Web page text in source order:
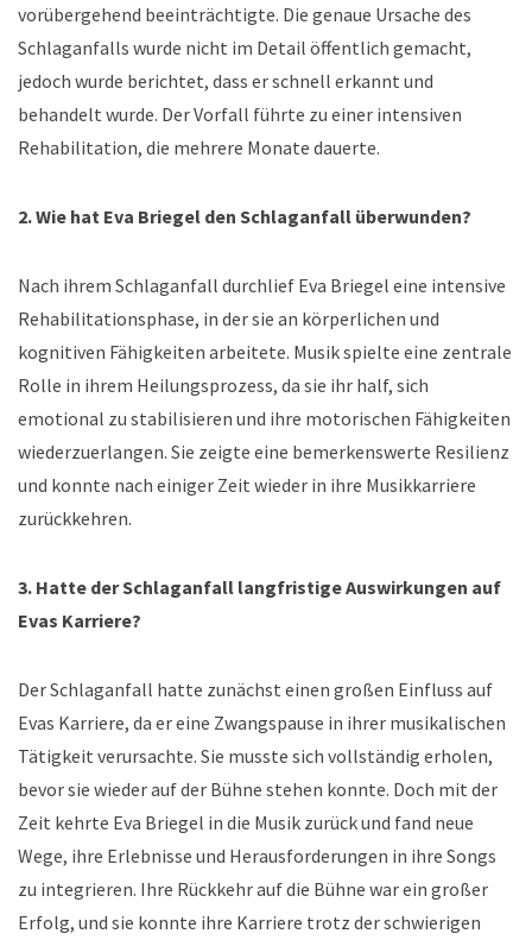
vorübergehend beeinträchtigte. Die genaue Ursache des
Schlaganfalls wurde nicht im Detail öffentlich gemacht,
jedoch wurde berichtet, dass er schnell erkannt und
behandelt wurde. Der Vorfall führte zu einer intensiven
Rehabilitation, die mehrere Monate dauerte.
2. Wie hat Eva Briegel den Schlaganfall überwunden?
Nach ihrem Schlaganfall durchlief Eva Briegel eine intensive
Rehabilitationsphase, in der sie an körperlichen und
kognitiven Fähigkeiten arbeitete. Musik spielte eine zentrale
Rolle in ihrem Heilungsprozess, da sie ihr half, sich
emotional zu stabilisieren und ihre motorischen Fähigkeiten
wiederzuerlangen. Sie zeigte eine bemerkenswerte Resilienz
und konnte nach einiger Zeit wieder in ihre Musikkarriere
zurückkehren.
3. Hatte der Schlaganfall langfristige Auswirkungen auf
Evas Karriere?
Der Schlaganfall hatte zunächst einen großen Einfluss auf
Evas Karriere, da er eine Zwangspause in ihrer musikalischen
Tätigkeit verursachte. Sie musste sich vollständig erholen,
bevor sie wieder auf der Bühne stehen konnte. Doch mit der
Zeit kehrte Eva Briegel in die Musik zurück und fand neue
Wege, ihre Erlebnisse und Herausforderungen in ihre Songs
zu integrieren. Ihre Rückkehr auf die Bühne war ein großer
Erfolg, und sie konnte ihre Karriere trotz der schwierigen